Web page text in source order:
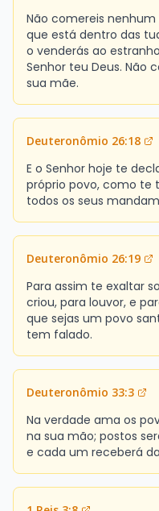
Não comereis
que está dentro das
o venderás ao
Senhor teu Deus. Não
sua mãe.
Deuteronômio 26:18
E o Senhor hoje te
próprio povo, como te
todos os seus
Deuteronômio 26:19
Para assim te exaltar
criou, para louvor, e
que sejas um povo
tem falado.
Deuteronômio 33:3
Na verdade ama os
na sua mão; postos
e cada um receberá